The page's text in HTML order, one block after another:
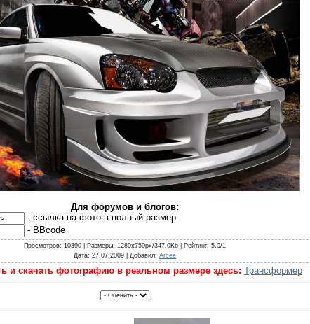
Для форумов и блогов:
- cсылка на фото в полный размер
- BBcode
Просмотров: 10390 | Размеры: 1280x750px/347.0Kb | Рейтинг: 5.0/1
Дата: 27.07.2009 | Добавил: Arcee
и скачать фотографию в реальном размере здесь: Трансформер